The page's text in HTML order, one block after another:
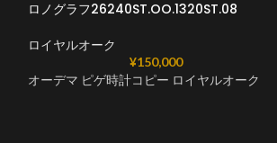
ロノグラフ26240ST.OO.1320ST.08
ロイヤルオーク
¥150,000
オーデマ ピゲ時計コピー ロイヤルオーク